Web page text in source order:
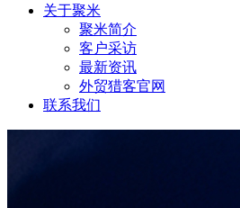
关于聚米
聚米简介
客户采访
最新资讯
外贸猎客官网
联系我们